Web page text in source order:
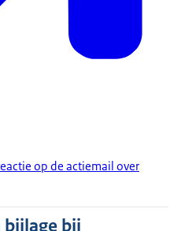
op de actiemail over
bij